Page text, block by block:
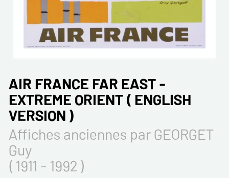
AIR FRANCE FAR EAST -
EXTREME ORIENT ( ENGLISH
VERSION )
Affiches anciennes par GEORGET
Guy
( 1911 - 1992 )